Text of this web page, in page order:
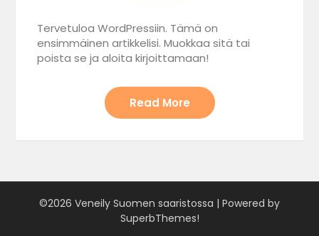
Tervetuloa WordPressiin. Tämä on
ensimmäinen artikkelisi. Muokkaa sitä tai
poista se ja aloita kirjoittamaan!
Read More
©2026 Veneily Suomen saaristossa | Powered by
SuperbThemes!